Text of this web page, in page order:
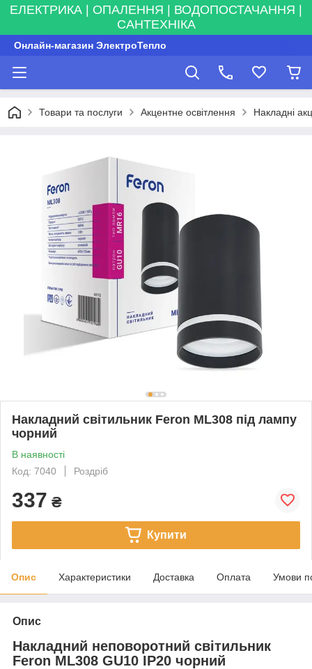
ЕЛЕКТРИКА | ОПАЛЕННЯ | ВОДОПОСТАЧАННЯ |
САНТЕХНІКА
Онлайн-магазин ЭлектроТепло
Товари та послуги Акцентне освітлення Накладні
Накладний світильник Feron ML308 під лампу
чорний
В наявності
Код: 7040
Роздріб
337 ₴
Купити
Опис Характеристики Доставка Оплата Умови
Опис
Накладний неповоротний світильник
Feron ML308 GU10 IP20 чорний